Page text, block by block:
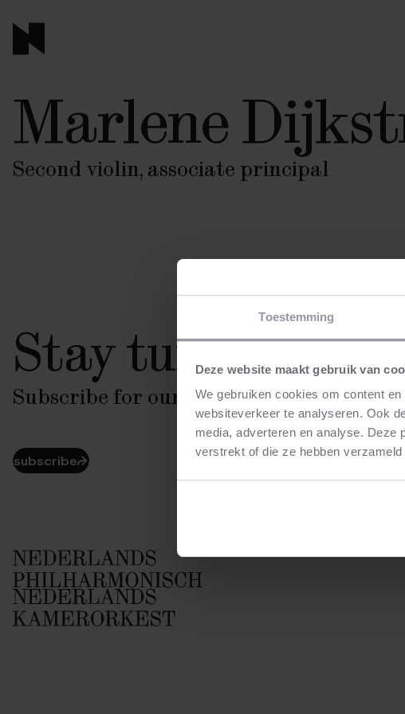
Toestemming
Deze website maakt gebruik van
We gebruiken cookies om content
websiteverkeer te analyseren. Ook
media, adverteren en analyse. Deze
verstrekt of die ze hebben
Marlene
Second violin, associate principal
Stay tuned!
Subscribe for our latest news
subscribe⮫